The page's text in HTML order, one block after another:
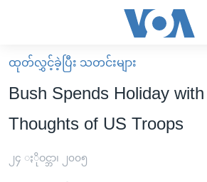
လွယ်ကူ
စေ
သည့်
များ
မူလစာမျက်နှာ
မြန်မာ
ကမ္ဘာ့သတင်းများ
နိုင်ငံတကာ
ဗွီဒီယို
ထုတ်လွှင့်ခဲ့ပြီး သတင်းများ
Bush Spends Holiday
Thoughts of US Troops
၂၄ ႏိုဝင္ဘာ၊ ၂၀၀၅